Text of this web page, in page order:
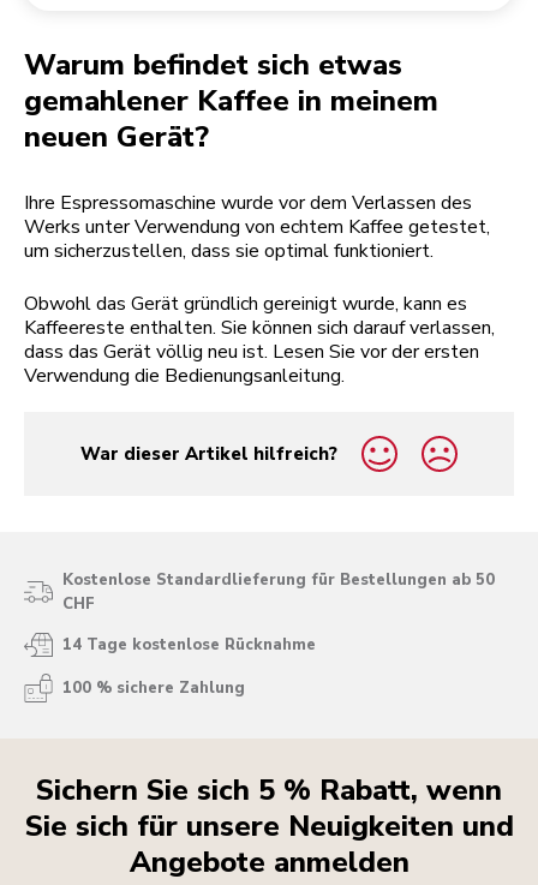
Warum befindet sich etwas
gemahlener Kaffee in meinem
neuen Gerät?
Ihre Espressomaschine wurde vor dem Verlassen des
Werks unter Verwendung von echtem Kaffee getestet,
um sicherzustellen, dass sie optimal funktioniert.
Obwohl das Gerät gründlich gereinigt wurde, kann es
Kaffeereste enthalten. Sie können sich darauf verlassen,
dass das Gerät völlig neu ist. Lesen Sie vor der ersten
Verwendung die Bedienungsanleitung.
War dieser Artikel hilfreich?
yes
no
Kostenlose Standardlieferung für Bestellungen ab 50
CHF
14 Tage kostenlose Rücknahme
100 % sichere Zahlung
Sichern Sie sich 5 % Rabatt, wenn
Sie sich für unsere Neuigkeiten und
Angebote anmelden